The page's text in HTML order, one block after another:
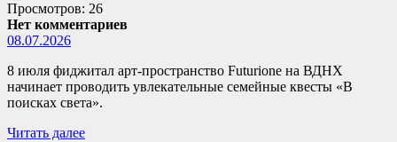
Просмотров: 26
Нет комментариев
08.07.2026
8 июля фиджитал арт-пространство Futurione на ВДНХ
начинает проводить увлекательные семейные квесты «В
поисках света».
Читать далее